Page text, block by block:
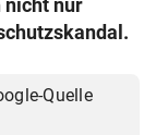
nicht nur
Quelle